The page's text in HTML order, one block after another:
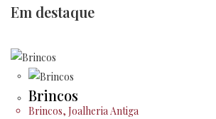
Em destaque
Brincos
Brincos, Joalheria Antiga